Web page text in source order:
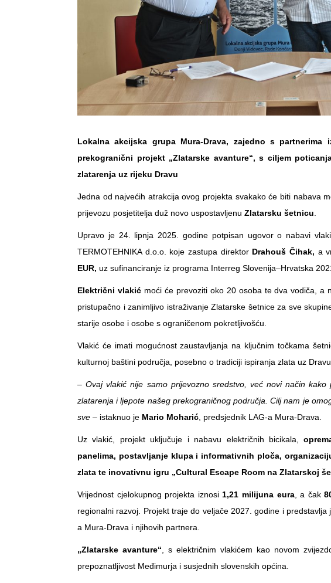
Lokalna akcijska grupa Mura-Drava, zajedno s
prekogranični projekt „Zlatarske avanture“, s ciljem
zlatarenja uz rijeku Dravu
Jedna od najvećih atrakcija ovog projekta svakako će biti nabava
prijevozu posjetitelja duž novo uspostavljenu Zlatarsku šetnicu
Upravo je 24. lipnja 2025. godine potpisan ugovor o nabavi
TERMOTEHNIKA d.o.o. koje zastupa direktor Drahouš Čihak, a
EUR, uz sufinanciranje iz programa Interreg Slovenija–Hrvatska
Električni vlakićmoći će prevoziti oko 20 osoba te dva vodiča, a
pristupačno i zanimljivo istraživanje Zlatarske šetnice za sve
starije osobe i osobe s ograničenom pokretljivošću.
Vlakić će imati mogućnost zaustavljanja na ključnim točkama
kulturnoj baštini područja, posebno o tradiciji ispiranja zlata uz Dravu.
– Ovaj vlakić nije samo prijevozno sredstvo, već novi način kako
zlatarenja i ljepote našeg prekograničnog područja. Cilj nam je
sve – istaknuo je Mario Moharić , predsjednik LAG-a Mura-Drava.
Uz vlakić, projekt uključuje i nabavu električnih bicikala,
panelima, postavljanje klupa i informativnih ploča,
zlata te inovativnu igru „Cultural Escape Room na Zlatarskoj
Vrijednost cjelokupnog projekta iznosi 1,21 milijuna eura, a čak
regionalni razvoj. Projekt traje do veljače 2027. godine i
a Mura-Drava i njihovih partnera.
„Zlatarske avanture“ , s električnim vlakićem kao novom
prepoznatljivost Međimurja i susjednih slovenskih općina.